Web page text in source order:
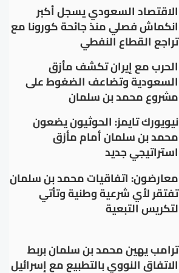
الاقتصاد السعودي يسجل أكبر
انكماش فصلي منذ جائحة كورونا مع
تراجع القطاع النفطي
الحرب مع إيران تكشف مأزق
السعودية وتضاعف الضغوط على
مشروع محمد بن سلمان
نيويورك تايمز: الحوثيون يضعون
محمد بن سلمان أمام مأزق
استراتيجي جديد
معارضون: اتفاقيات محمد بن سلمان
تفتقر لأي شرعية وطنية وتأتي
لتكريس التبعية
ترامب يهين محمد بن سلمان بربط
الاتفاق النووي بالتطبيع مع إسرائيل